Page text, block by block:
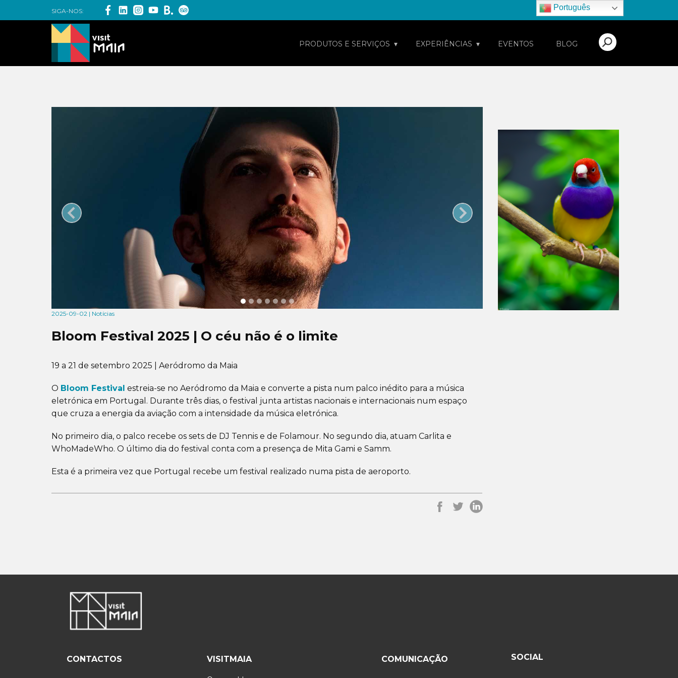
SIGA-NOS: Português
PRODUTOS E SERVIÇOS EXPERIÊNCIAS EVENTOS BLOG
2025-09-02 | Notícias
Bloom Festival 2025 | O céu não é o limite
19 a 21 de setembro 2025 | Aeródromo da Maia
O Bloom Festival estreia-se no Aeródromo da Maia e converte a pista num palco inédito para a música
eletrónica em Portugal. Durante três dias, o festival junta artistas nacionais e internacionais num espaço
que cruza a energia da aviação com a intensidade da música eletrónica.
No primeiro dia, o palco recebe os sets de DJ Tennis e de Folamour. No segundo dia, atuam Carlita e
WhoMadeWho. O último dia do festival conta com a presença de Mita Gami e Samm.
Esta é a primeira vez que Portugal recebe um festival realizado numa pista de aeroporto.
CONTACTOS VISITMAIA COMUNICAÇÃO SOCIAL